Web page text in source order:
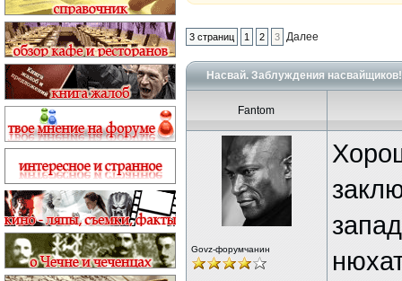
3 страниц 1 2 3 Далее
Насвай. Заблуждения насвайщиков!
Fantom
Govz-форумчанин